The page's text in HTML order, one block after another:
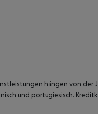
hängen von der
und portugiesisch.